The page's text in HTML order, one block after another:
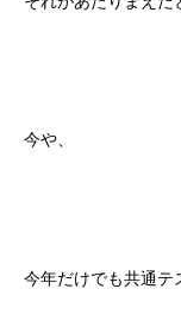
今や、
今年だけでも共通テ